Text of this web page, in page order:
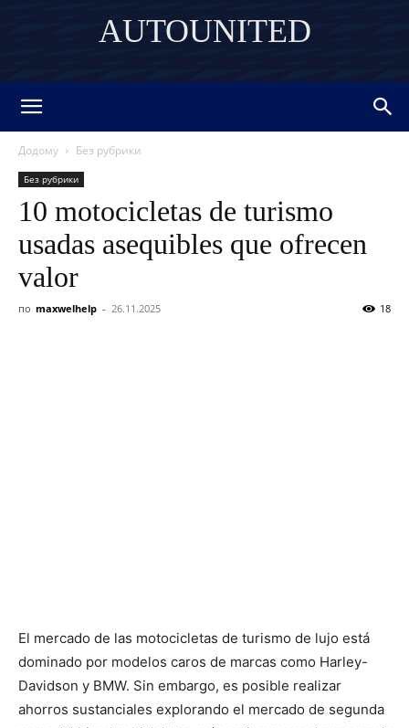
AUTOUNITED
Додому Без рубрики
Без рубрики
10 motocicletas de turismo
usadas asequibles que ofrecen
valor
по maxwelhelp - 26.11.2025 18
El mercado de las motocicletas de turismo de lujo está
dominado por modelos caros de marcas como Harley-
Davidson y BMW. Sin embargo, es posible realizar
ahorros sustanciales explorando el mercado de segunda